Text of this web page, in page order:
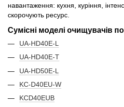
навантаження: кухня, куріння,
скорочують ресурс.
Сумісні моделі очищувачів
UA-HD40E-L
UA-HD40E-T
UA-HD50E-L
KC-D40EU-W
KCD40EUB